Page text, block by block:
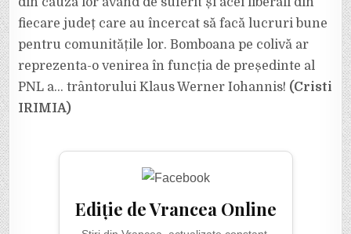
fiecare județ care au încercat să facă lucruri bune
pentru comunitățile lor. Bomboana pe colivă ar
reprezenta-o venirea în funcția de președinte al
PNL a… trântorului Klaus Werner Iohannis! (Cristi
IRIMIA)
Ediție de Vrancea Online